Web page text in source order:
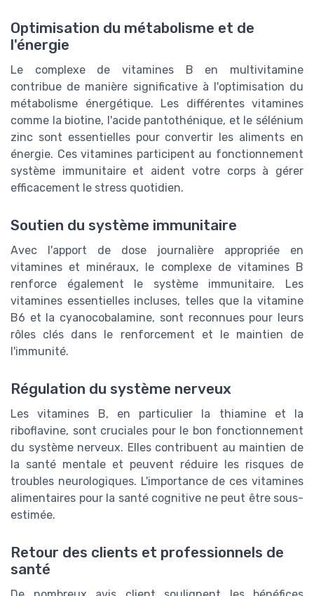
Optimisation du métabolisme et de
l'énergie
Le complexe de vitamines B en multivitamine
contribue de manière significative à l'optimisation du
métabolisme énergétique. Les différentes vitamines
comme la biotine, l'acide pantothénique, et le sélénium
zinc sont essentielles pour convertir les aliments en
énergie. Ces vitamines participent au fonctionnement
système immunitaire et aident votre corps à gérer
efficacement le stress quotidien.
Soutien du système immunitaire
Avec l'apport de dose journalière appropriée en
vitamines et minéraux, le complexe de vitamines B
renforce également le système immunitaire. Les
vitamines essentielles incluses, telles que la vitamine
B6 et la cyanocobalamine, sont reconnues pour leurs
rôles clés dans le renforcement et le maintien de
l'immunité.
Régulation du système nerveux
Les vitamines B, en particulier la thiamine et la
riboflavine, sont cruciales pour le bon fonctionnement
du système nerveux. Elles contribuent au maintien de
la santé mentale et peuvent réduire les risques de
troubles neurologiques. L'importance de ces vitamines
alimentaires pour la santé cognitive ne peut être sous-
estimée.
Retour des clients et professionnels de
santé